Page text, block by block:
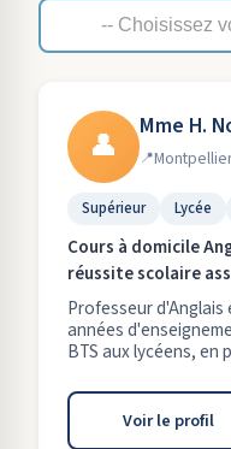
👤 Mme H.
Montpellier
Supérieur Lycée
Cours à domicile
réussite scolaire
Professeur
années
BTS aux lycéens, en
Voir le profil